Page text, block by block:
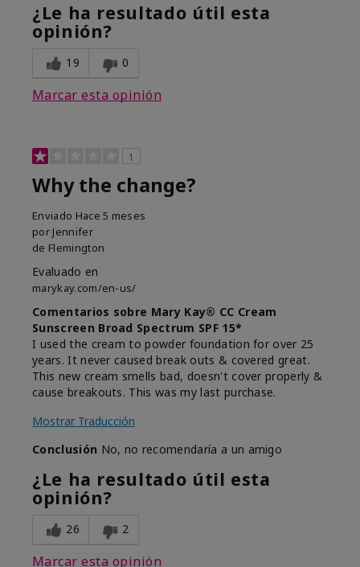
¿Le ha resultado útil esta
opinión?
19 0
Marcar esta opinión
1
Why the change?
Enviado Hace 5 meses
por Jennifer
de Flemington
Evaluado en
marykay.com/en-us/
Comentarios sobre Mary Kay® CC Cream
Sunscreen Broad Spectrum SPF 15*
I used the cream to powder foundation for over 25
years. It never caused break outs & covered great.
This new cream smells bad, doesn't cover properly &
cause breakouts. This was my last purchase.
Mostrar Traducción
Conclusión No, no recomendaría a un amigo
¿Le ha resultado útil esta
opinión?
26 2
Marcar esta opinión